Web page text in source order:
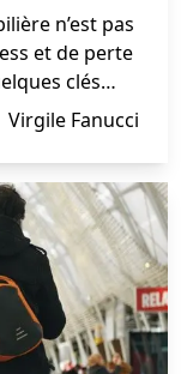
n’est pas
et de perte
clés
important
parfait.
Virgile Fanucci